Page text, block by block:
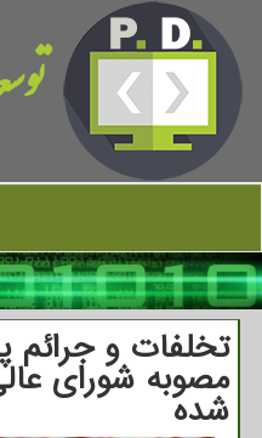
تخلفات و جرائم
مصوبه شورای
شده